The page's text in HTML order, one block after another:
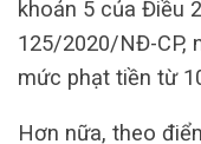
khoản 5 của Điều
125/2020/NĐ-CP,
mức phạt tiền từ
Hơn nữa, theo